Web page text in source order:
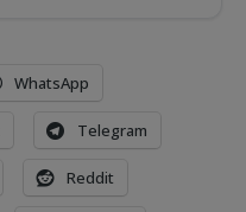
WhatsApp
Telegram
Reddit